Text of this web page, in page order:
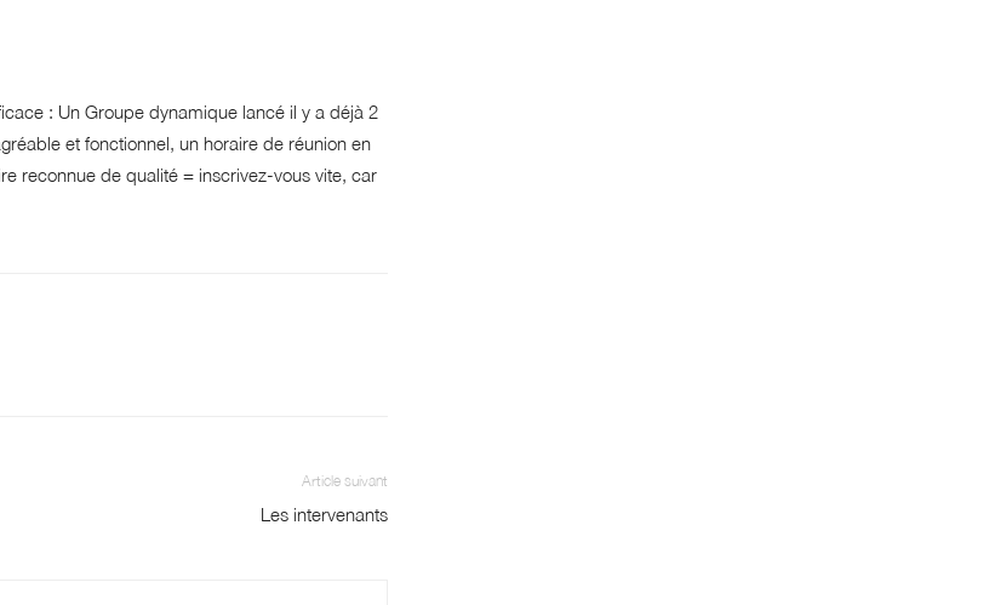
: Un Groupe dynamique lancé il y a déjà 2
et fonctionnel, un horaire de réunion en
reconnue de qualité = inscrivez-vous vite, car
Article suivant
Les intervenants